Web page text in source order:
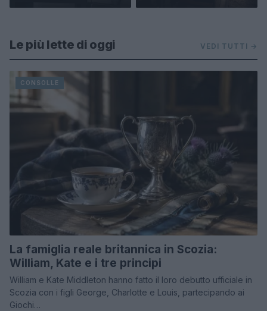
Le più lette di oggi VEDI TUTTI →
CONSOLLE
La famiglia reale britannica in Scozia:
William, Kate e i tre principi
William e Kate Middleton hanno fatto il loro debutto ufficiale in
Scozia con i figli George, Charlotte e Louis, partecipando ai
Giochi…